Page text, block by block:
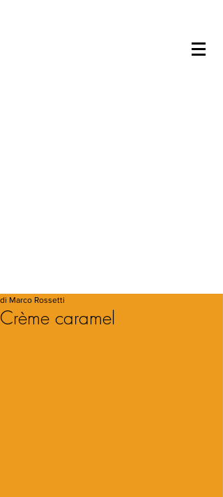
Crème caramel
di Marco Rossetti